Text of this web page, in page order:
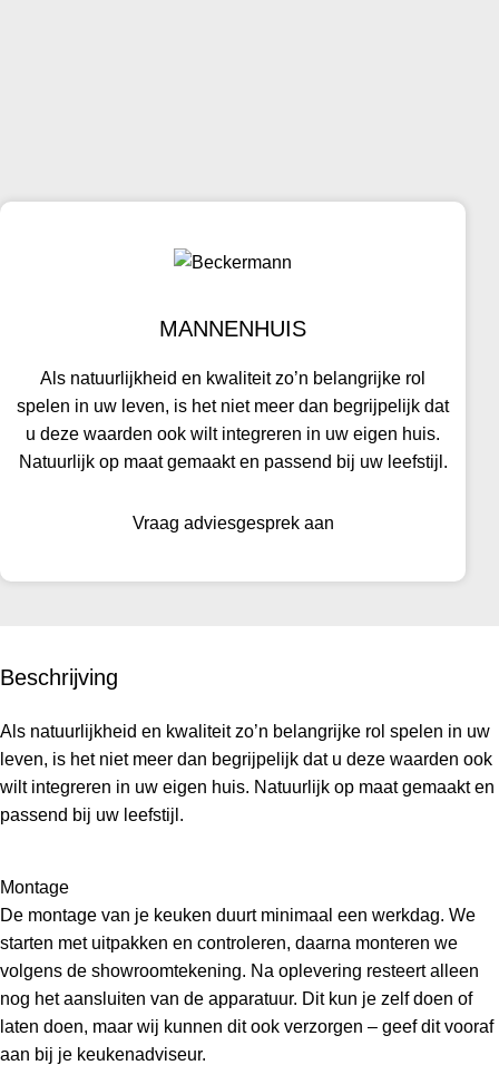
MANNENHUIS
Als natuurlijkheid en kwaliteit zo’n belangrijke rol
spelen in uw leven, is het niet meer dan begrijpelijk dat
u deze waarden ook wilt integreren in uw eigen huis.
Natuurlijk op maat gemaakt en passend bij uw leefstijl.
Vraag adviesgesprek aan
Beschrijving
Als natuurlijkheid en kwaliteit zo’n belangrijke rol spelen in uw
leven, is het niet meer dan begrijpelijk dat u deze waarden ook
wilt integreren in uw eigen huis. Natuurlijk op maat gemaakt en
passend bij uw leefstijl.
Montage
De montage van je keuken duurt minimaal een werkdag. We
starten met uitpakken en controleren, daarna monteren we
volgens de showroomtekening. Na oplevering resteert alleen
nog het aansluiten van de apparatuur. Dit kun je zelf doen of
laten doen, maar wij kunnen dit ook verzorgen – geef dit vooraf
aan bij je keukenadviseur.